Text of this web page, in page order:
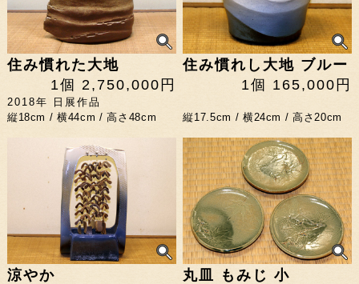
住み慣れた大地
1個 2,750,000円
2018年 日展作品
縦18cm / 横44cm / 高さ48cm
住み慣れし大地 ブルー
1個 165,000円
縦17.5cm / 横24cm / 高さ20cm
涼やか
丸皿 もみじ 小